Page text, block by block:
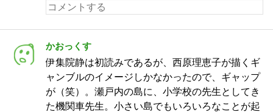
かおっくす
伊集院静は初読みであるが、西原理恵子が描くギ
ャンブルのイメージしかなかったので、ギャップ
が（笑）。瀬戸内の島に、小学校の先生としてき
た機関車先生。小さい島でもいろいろなことが起